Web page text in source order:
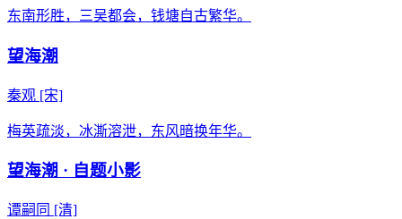
东南形胜，三吴都会，钱塘自古繁华。
望海潮
秦观 [宋]
梅英疏淡，冰澌溶泄，东风暗换年华。
望海潮 · 自题小影
谭嗣同 [清]